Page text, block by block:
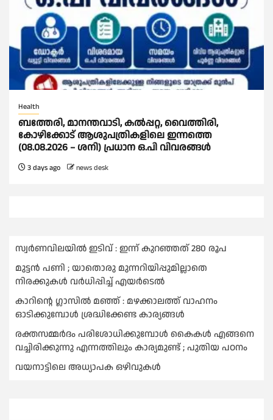
Health
ബത്തേരി, മാനന്തവാടി, കൽപ്പറ്റ, വൈത്തിരി,
കോഴിക്കോട് ആശുപത്രികളിലെ ഇന്നത്തെ
(08.08.2026 – ശനി) പ്രധാന ഒ.പി വിവരങ്ങൾ
3 days ago news desk
സ്വർണവിലയില്‍ ഇടിവ് : ഇന്ന് കുറഞ്ഞത് 280 രൂപ
മുട്ടൻ പണി ; യാതൊരു മുന്നറിയിപ്പുമില്ലാതെ
നിരക്കുകള്‍ വർധിപ്പിച്ച്‌ എയർടെല്‍
കാറിൻ്റെ ഗ്ലാസിൽ മഞ്ഞ് : മഴക്കാലത്ത് വാഹനം
ഓടിക്കുമ്പോള്‍ ശ്രദ്ധിക്കേണ്ട കാര്യങ്ങൾ
രക്തസമ്മര്‍ദം പരിശോധിക്കുമ്പോള്‍ കൈകള്‍ എങ്ങനെ
വച്ചിരിക്കുന്നു എന്നത്തിലും കാര്യമുണ്ട് ; പുതിയ പഠനം
വയനാട്ടിലെ അധ്യാപക ഒഴിവുകൾ